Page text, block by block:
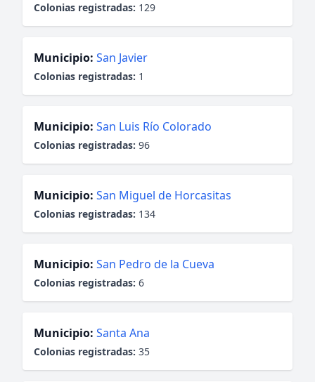
Colonias registradas: 129
Municipio: San Javier
Colonias registradas: 1
Municipio: San Luis Río Colorado
Colonias registradas: 96
Municipio: San Miguel de Horcasitas
Colonias registradas: 134
Municipio: San Pedro de la Cueva
Colonias registradas: 6
Municipio: Santa Ana
Colonias registradas: 35